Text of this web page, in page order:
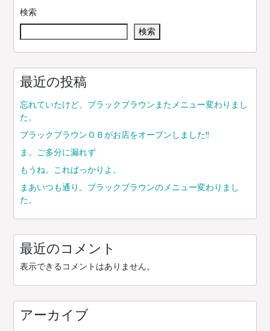
ー
シ
検索
検索
最近の投稿
忘れていたけど、ブラックブラウンまたメニュー変わりまし
た。
ブラックブラウンＯＢがお店をオープンしました!!
ま。ご多分に漏れず
もうね。こればっかりよ。
まあいつも通り。ブラックブラウンのメニュー変わりまし
た。
最近のコメント
表示できるコメントはありません。
アーカイブ